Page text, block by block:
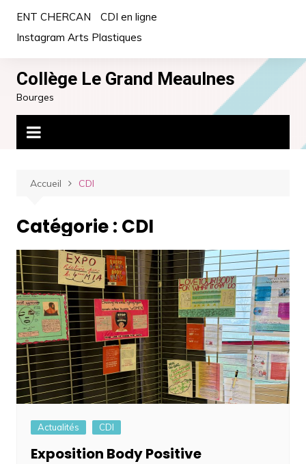
contenu
ENT CHERCAN
CDI en ligne
Instagram Arts Plastiques
Collège Le Grand Meaulnes
Bourges
Accueil CDI
Catégorie : CDI
Actualités CDI
Exposition Body Positive